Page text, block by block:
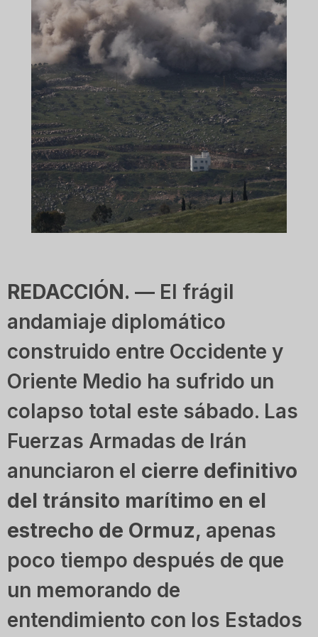
REDACCIÓN. — El frágil
andamiaje diplomático
construido entre Occidente y
Oriente Medio ha sufrido un
colapso total este sábado. Las
Fuerzas Armadas de Irán
anunciaron el cierre definitivo
del tránsito marítimo en el
estrecho de Ormuz, apenas
poco tiempo después de que
un memorando de
entendimiento con los Estados